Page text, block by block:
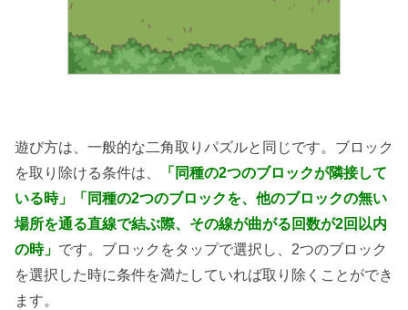
遊び方は、一般的な二角取りパズルと同じです。ブロック
を取り除ける条件は、
「同種の2つのブロックが隣接して
いる時」「同種の2つのブロックを、他のブロックの無い
場所を通る直線で結ぶ際、その線が曲がる回数が2回以内
の時」 です。ブロックをタップで選択し、2つのブロック
を選択した時に条件を満たしていれば取り除くことができ
ます。